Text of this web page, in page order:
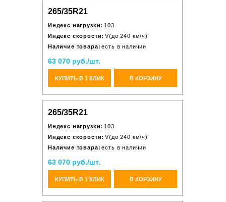
265/35R21
Индекс нагрузки: 103
Индекс скорости: V(до 240 км/ч)
Наличие товара: есть в наличии
63 070 руб./шт.
КУПИТЬ В 1 КЛИК В КОРЗИНУ
265/35R21
Индекс нагрузки: 103
Индекс скорости: V(до 240 км/ч)
Наличие товара: есть в наличии
63 070 руб./шт.
КУПИТЬ В 1 КЛИК В КОРЗИНУ